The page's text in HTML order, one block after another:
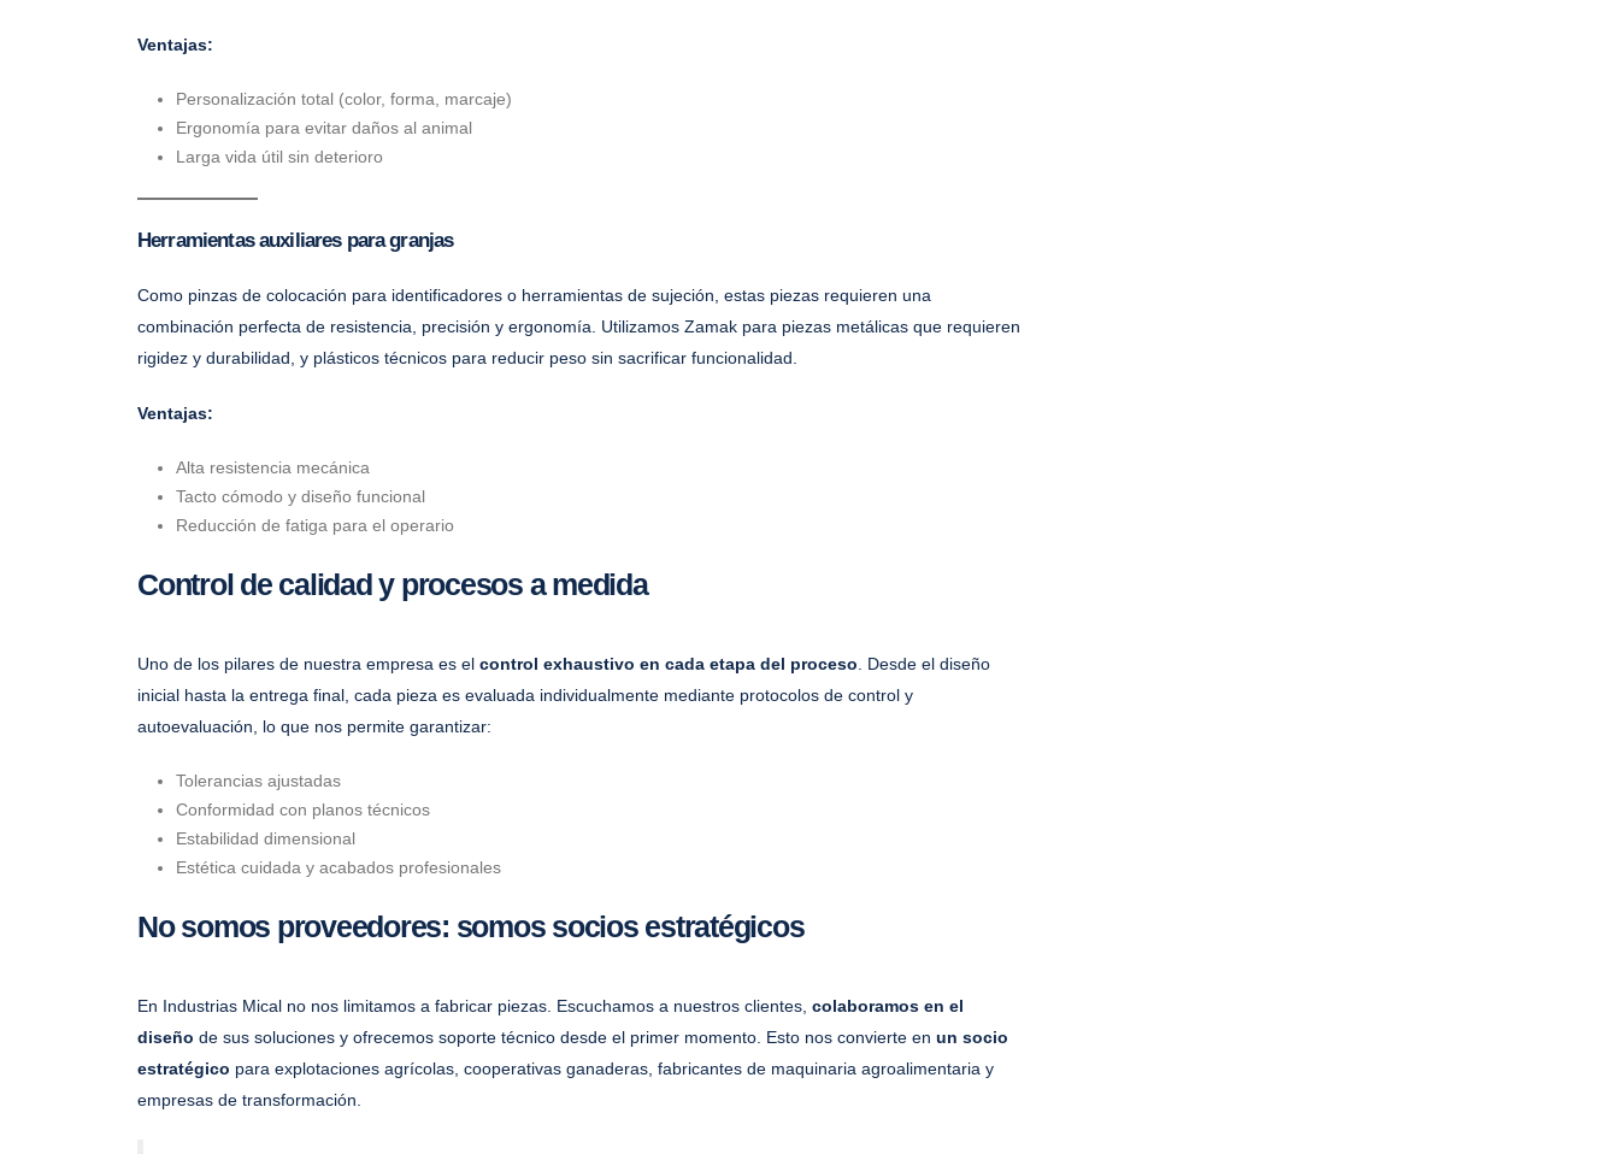
Ventajas:
Personalización total (color, forma, marcaje)
Ergonomía para evitar daños al animal
Larga vida útil sin deterioro
Herramientas auxiliares para granjas
Como pinzas de colocación para identificadores o herramientas de sujeción, estas piezas requieren una
combinación perfecta de resistencia, precisión y ergonomía. Utilizamos Zamak para piezas metálicas que requieren
rigidez y durabilidad, y plásticos técnicos para reducir peso sin sacrificar funcionalidad.
Ventajas:
Alta resistencia mecánica
Tacto cómodo y diseño funcional
Reducción de fatiga para el operario
Control de calidad y procesos a medida
Uno de los pilares de nuestra empresa es el control exhaustivo en cada etapa del proceso . Desde el diseño
inicial hasta la entrega final, cada pieza es evaluada individualmente mediante protocolos de control y
autoevaluación, lo que nos permite garantizar:
Tolerancias ajustadas
Conformidad con planos técnicos
Estabilidad dimensional
Estética cuidada y acabados profesionales
No somos proveedores: somos socios estratégicos
En Industrias Mical no nos limitamos a fabricar piezas. Escuchamos a nuestros clientes, colaboramos en el
diseño de sus soluciones y ofrecemos soporte técnico desde el primer momento. Esto nos convierte en un socio
estratégico para explotaciones agrícolas, cooperativas ganaderas, fabricantes de maquinaria agroalimentaria y
empresas de transformación.